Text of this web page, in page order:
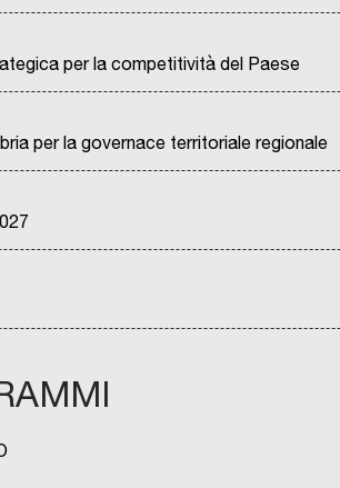
per la competitività del Paese
per la governace territoriale regionale